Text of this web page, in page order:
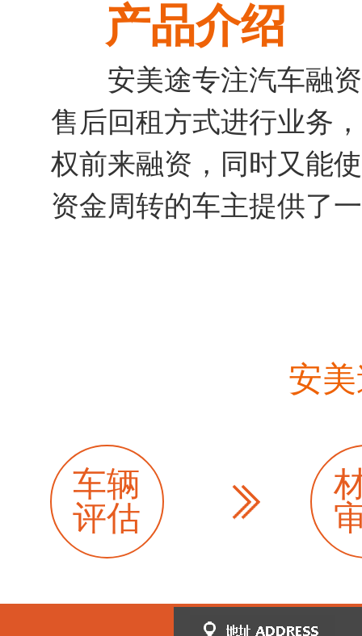
产品介绍
安美途专注汽车融
售后回租方式进行业务
权前来融资，同时又能
资金周转的车主提供了
安
车辆
评估